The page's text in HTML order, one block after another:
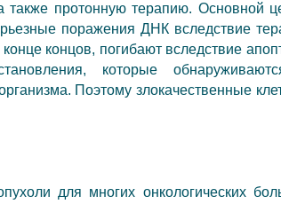
также протонную терапию. Основной
поражения ДНК вследствие
концов, погибают вследствие
которые
Поэтому злокачественные
для многих онкологических